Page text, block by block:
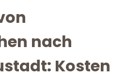
nach
Kosten